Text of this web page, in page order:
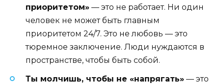
приоритетом» — это не работает. Ни один
человек не может быть главным
приоритетом 24/7. Это не любовь — это
тюремное заключение. Люди нуждаются в
пространстве, чтобы быть собой.
Ты молчишь, чтобы не «напрягать» — это